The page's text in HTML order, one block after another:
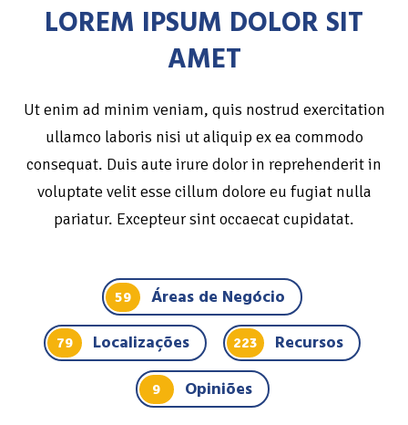
LOREM IPSUM DOLOR SIT
AMET
Ut enim ad minim veniam, quis nostrud exercitation
ullamco laboris nisi ut aliquip ex ea commodo
consequat. Duis aute irure dolor in reprehenderit in
voluptate velit esse cillum dolore eu fugiat nulla
pariatur. Excepteur sint occaecat cupidatat.
59 Áreas de Negócio
79 Localizações 223 Recursos
9 Opiniões